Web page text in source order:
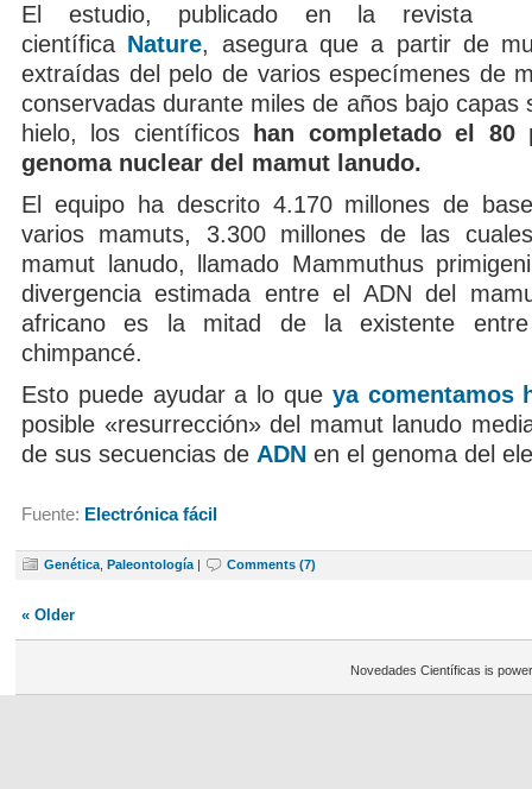
El estudio, publicado en la revista
científica Nature, asegura que a partir de
extraídas del pelo de varios especímenes de
conservadas durante miles de años bajo capas
hielo, los científicos
han completado el 80
genoma nuclear del mamut lanudo.
El equipo ha descrito 4.170 millones de
varios mamuts, 3.300 millones de las
mamut lanudo, llamado Mammuthus
divergencia estimada entre el ADN del
africano es la mitad de la existente
chimpancé.
Esto puede ayudar a lo que ya comentamos
posible «resurrección» del mamut lanudo
de sus secuencias de ADN en el genoma del
Fuente: Electrónica fácil
Genética Paleontología Comments (7)
« Older
Novedades Científicas is